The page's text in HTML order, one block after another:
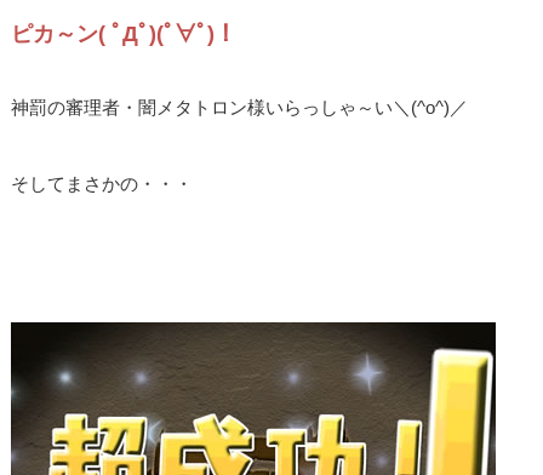
ピカ～ン( ﾟДﾟ)(ﾟ∀ﾟ)！
神罰の審理者・闇メタトロン様いらっしゃ～い＼(^o^)／
そしてまさかの・・・